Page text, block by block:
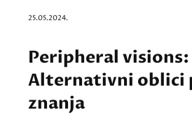
25.05.2024.
Peripheral visions:
Alternativni oblici
znanja